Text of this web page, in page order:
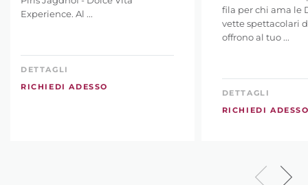
Experience. Al ...
DETTAGLI
RICHIEDI ADESSO
fila per chi ama le
vette spettacolari
offrono al tuo ...
DETTAGLI
RICHIEDI